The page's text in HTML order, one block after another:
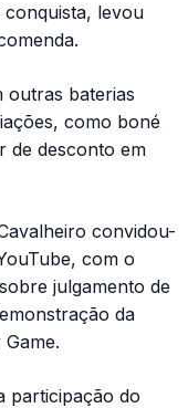
levou
outras baterias
como boné
de desconto em
convidou-
com o
julgamento de
da
participação do